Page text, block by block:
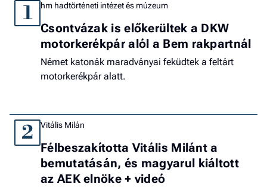
1 hm hadtörténeti intézet és múzeum
Csontvázak is előkerültek a DKW
motorkerékpár alól a Bem rakpartnál
Német katonák maradványai feküdtek a feltárt
motorkerékpár alatt.
2 Vitális Milán
Félbeszakította Vitális Milánt a
bemutatásán, és magyarul kiáltott
az AEK elnöke + videó